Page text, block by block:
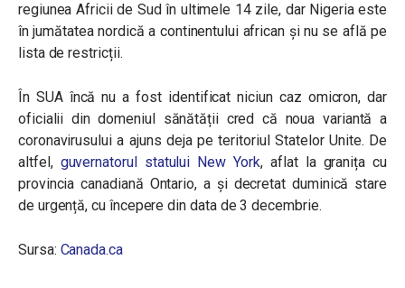
regiunea Africii de Sud în ultimele 14 zile, dar Nigeria este
în jumătatea nordică a continentului african și nu se află pe
lista de restricții.
În SUA încă nu a fost identificat niciun caz omicron, dar
oficialii din domeniul sănătății cred că noua variantă a
coronavirusului a ajuns deja pe teritoriul Statelor Unite. De
altfel, guvernatorul statului New York, aflat la granița cu
provincia canadiană Ontario, a și decretat duminică stare
de urgență, cu începere din data de 3 decembrie.
Sursa: Canada.ca